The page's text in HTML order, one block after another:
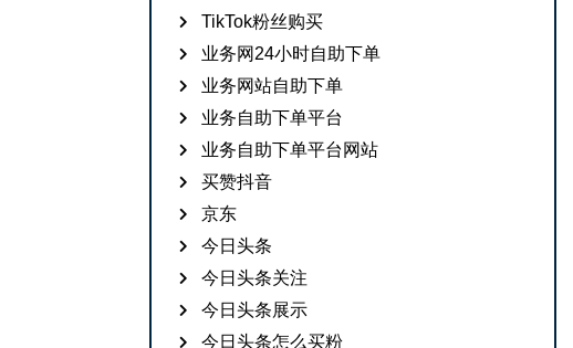
TikTok粉丝购买
业务网24小时自助下单
业务网站自助下单
业务自助下单平台
业务自助下单平台网站
买赞抖音
京东
今日头条
今日头条关注
今日头条展示
今日头条怎么买粉